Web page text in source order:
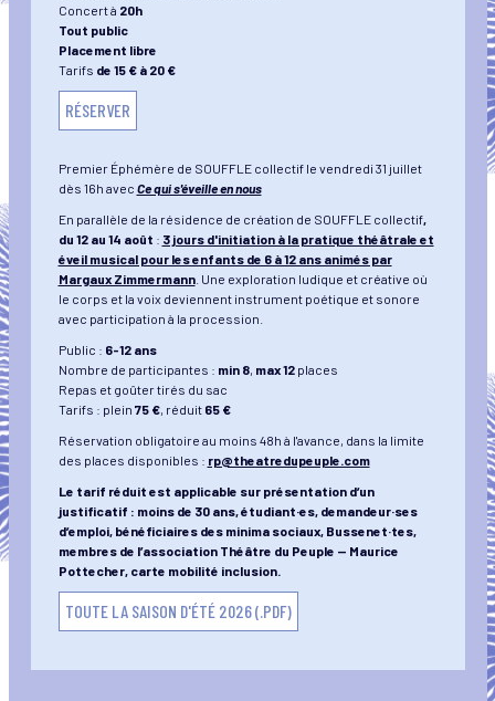
Concert à 20h
Tout public
Placement libre
Tarifs de 15 € à 20 €
RÉSERVER
Premier Éphémère de SOUFFLE collectif le vendredi 31 juillet
dès 16h avec Ce qui s'éveille en nous
En parallèle de la résidence de création de SOUFFLE collectif,
du 12 au 14 août : 3 jours d'initiation à la pratique théâtrale et
éveil musical pour les enfants de 6 à 12 ans animés par
Margaux Zimmermann. Une exploration ludique et créative où
le corps et la voix deviennent instrument poétique et sonore
avec participation à la procession.
Public : 6-12 ans
Nombre de participantes : min 8, max 12places
Repas et goûter tirés du sac
Tarifs : plein 75 €, réduit 65 €
Réservation obligatoire au moins 48h à l'avance, dans la limite
des places disponibles : rp@theatredupeuple.com
Le tarif réduit est applicable sur présentation dʼun
justificatif : moins de 30 ans, étudiant·es, demandeur·ses
dʼemploi, bénéficiaires des minima sociaux, Bussenet·tes,
membres de l’association Théâtre du Peuple — Maurice
Pottecher, carte mobilité inclusion.
TOUTE LA SAISON D'ÉTÉ 2026 (.PDF)